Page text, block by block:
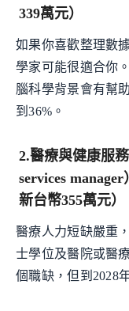
339萬元）
如果你喜歡整理數
學家可能很適合你
腦科學背景會有幫
到36%。
2.醫療與健康服
services
新台幣355萬元）
醫療人力短缺嚴重
士學位及醫院或醫
個職缺，但到2028